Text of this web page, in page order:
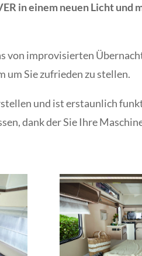
in einem neuen Licht und
von improvisierten
um Sie zufrieden zu stellen.
und ist erstaunlich
dank der Sie Ihre